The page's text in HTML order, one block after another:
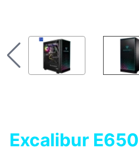
Excalibur E650